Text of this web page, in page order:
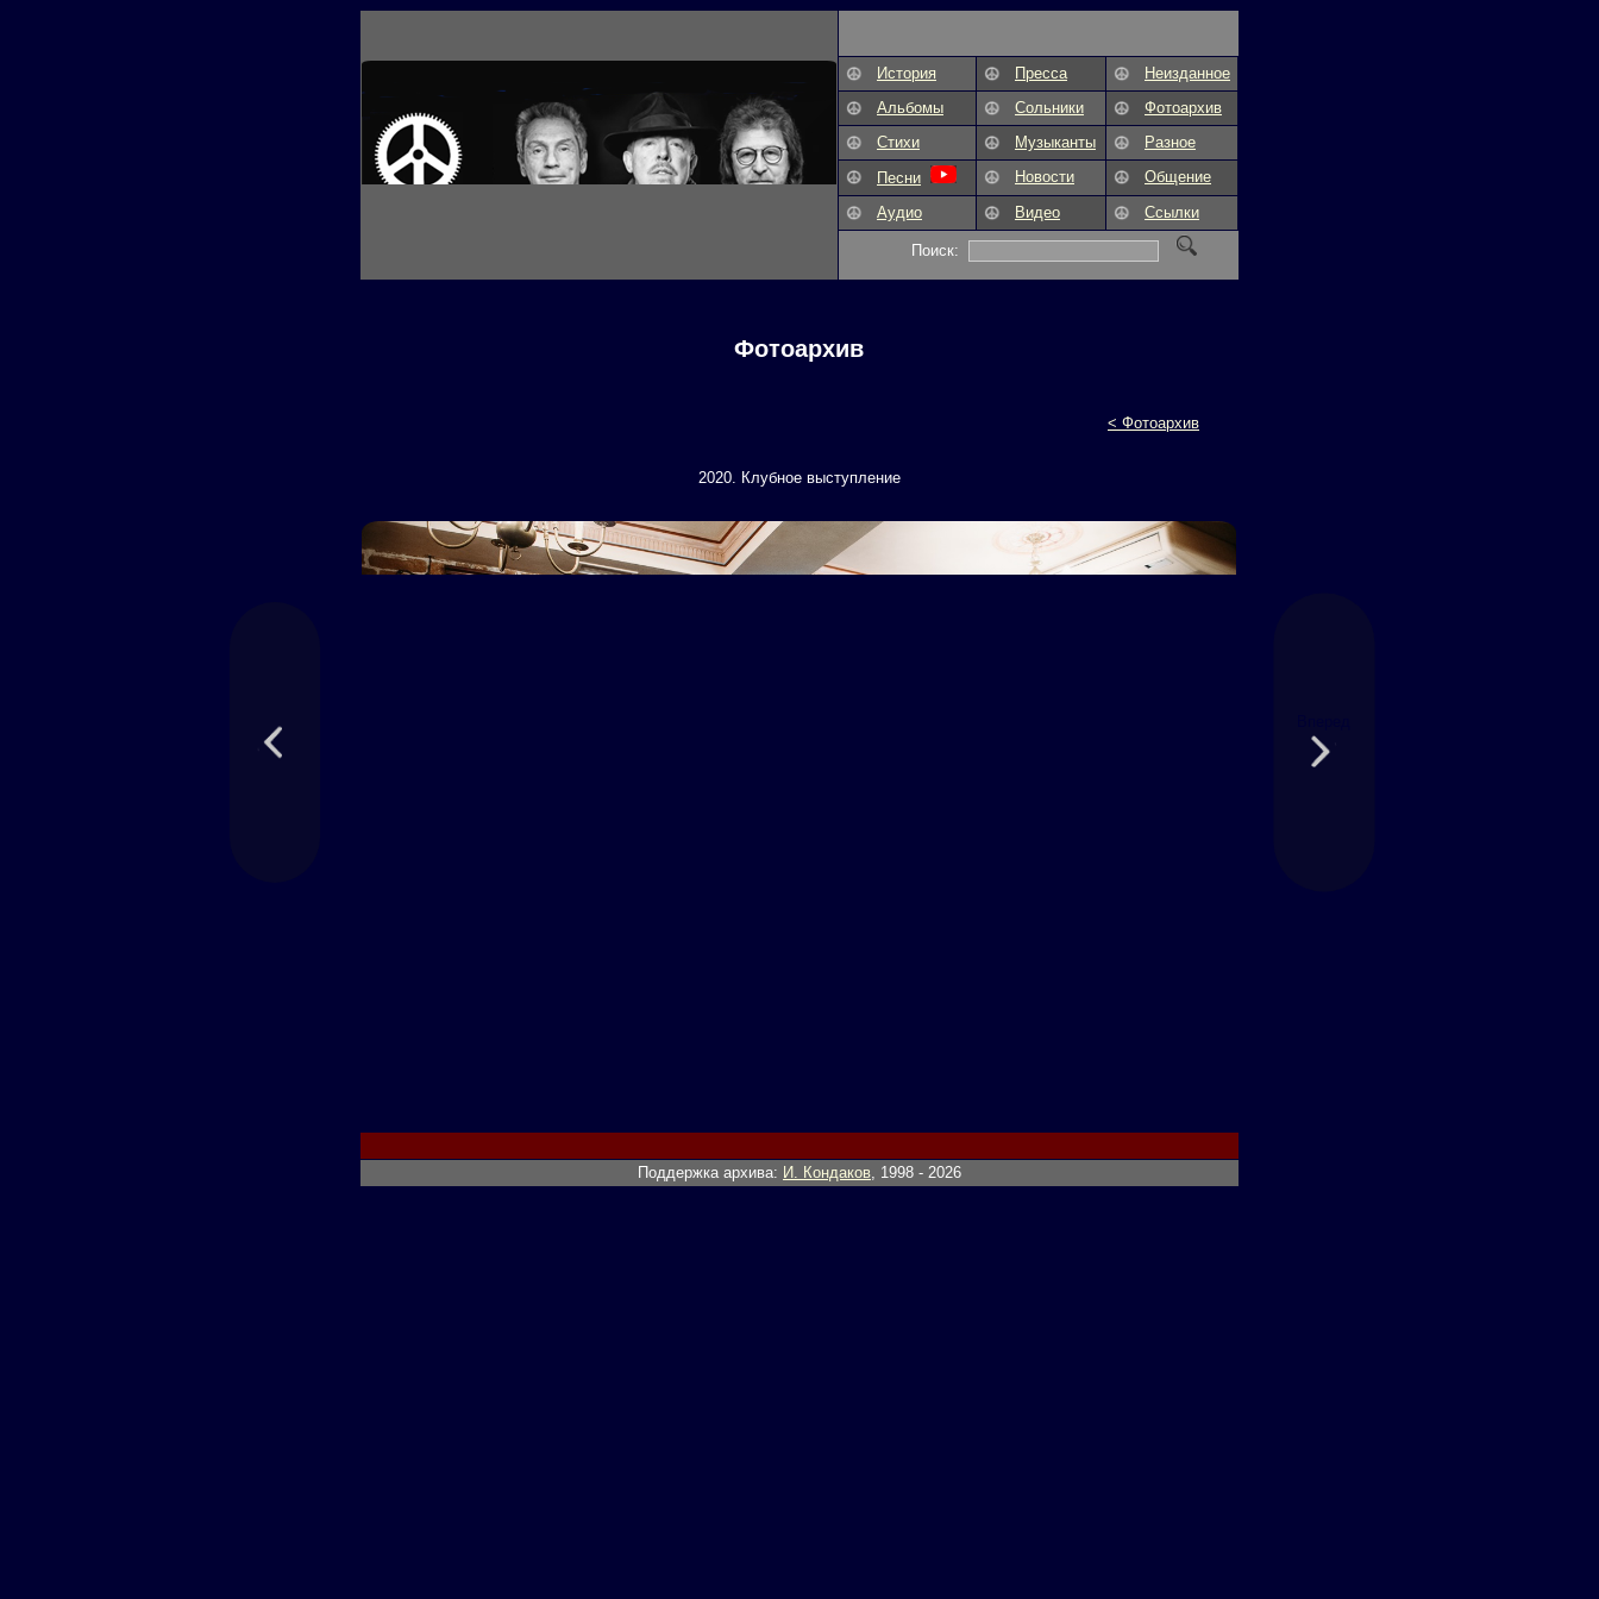
История Пресса
Неизданное
Альбомы
Сольники
Фотоархив
Стихи
Музыканты Разное
Песни Новости
Общение
Аудио
Видео Ссылки
Поиск:
Фотоархив
< Фотоархив
2020. Клубное выступление
Поддержка архива: И. Кондаков, 1998 - 2026